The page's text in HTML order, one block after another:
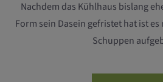
Nachdem das Kühlhaus bislang
Form sein Dasein gefristet hat ist
Schuppen